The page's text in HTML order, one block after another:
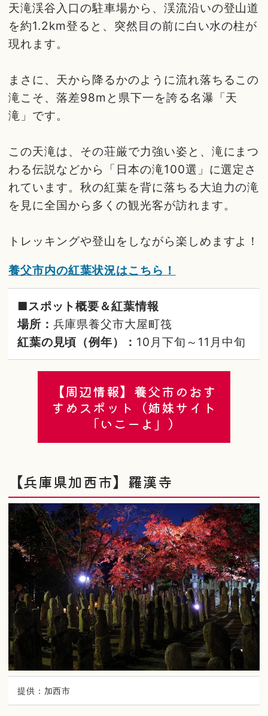
天滝渓谷入口の駐車場から、渓流沿いの登山道
を約1.2km登ると、突然目の前に白い水の柱が
現れます。
まさに、天から降るかのように流れ落ちるこの
滝こそ、落差98mと県下一を誇る名瀑「天
滝」です。
この天滝は、その荘厳で力強い姿と、滝にまつ
わる伝説などから「日本の滝100選」に選定さ
れています。秋の紅葉を背に落ちる大迫力の滝
を見に全国から多くの観光客が訪れます。
トレッキングや登山をしながら楽しめますよ！
養父市内の紅葉状況はこちら！
■スポット概要＆紅葉情報
場所： 兵庫県養父市大屋町筏
紅葉の見頃（例年）： 10月下旬～11月中旬
【周辺情報】養父市のおす
すめスポット（姉妹サイト
「いこーよ」）
【兵庫県加西市】羅漢寺
提供：加西市